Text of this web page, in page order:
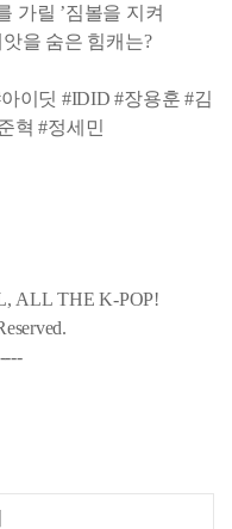
가릴 ’짐볼을 지켜
을 숨은 힘캐는?
이딧 #IDID #장용훈 #김
혁 #정세민
ALL THE K-POP!